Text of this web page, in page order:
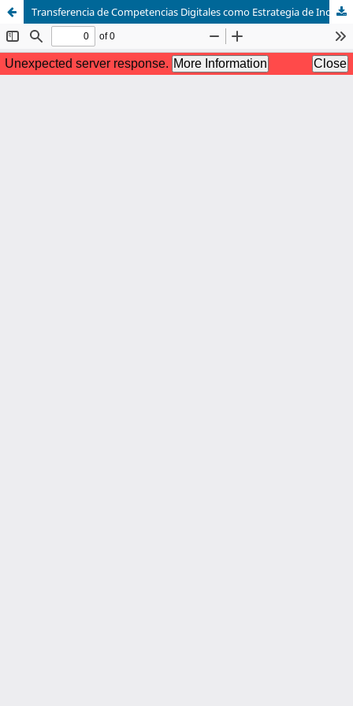
Transferencia de Competencias Digitales como Estrategia de Inclusión y Desarrollo Local: Un Caso Docente de Validación de Planes de Marketing para PyMEs en Guanacaste, Costa Rica. Experiencia Docente